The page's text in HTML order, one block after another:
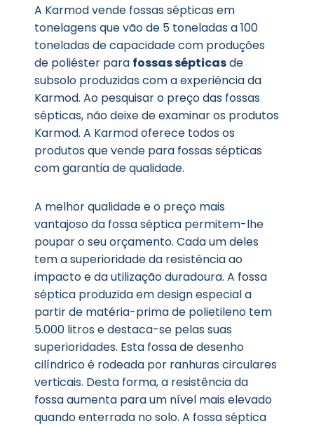
A Karmod vende fossas sépticas em
tonelagens que vão de 5 toneladas a 100
toneladas de capacidade com produções
de poliéster para fossas sépticasde
subsolo produzidas com a experiência da
Karmod. Ao pesquisar o preço das fossas
sépticas, não deixe de examinar os produtos
Karmod. A Karmod oferece todos os
produtos que vende para fossas sépticas
com garantia de qualidade.
A melhor qualidade e o preço mais
vantajoso da fossa séptica permitem-lhe
poupar o seu orçamento. Cada um deles
tem a superioridade da resistência ao
impacto e da utilização duradoura. A fossa
séptica produzida em design especial a
partir de matéria-prima de polietileno tem
5.000 litros e destaca-se pelas suas
superioridades. Esta fossa de desenho
cilíndrico é rodeada por ranhuras circulares
verticais. Desta forma, a resistência da
fossa aumenta para um nível mais elevado
quando enterrada no solo. A fossa séptica